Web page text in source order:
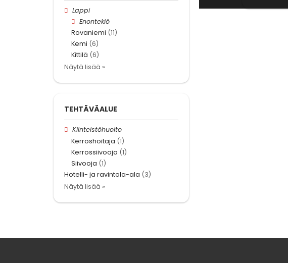
Lappi
Enontekiö
Rovaniemi (11)
Kemi (6)
Kittilä (6)
Näytä lisää »
TEHTÄVÄALUE
Kiinteistöhuolto
Kerroshoitaja (1)
Kerrossiivooja (1)
Siivooja (1)
Hotelli- ja ravintola-ala (3)
Näytä lisää »